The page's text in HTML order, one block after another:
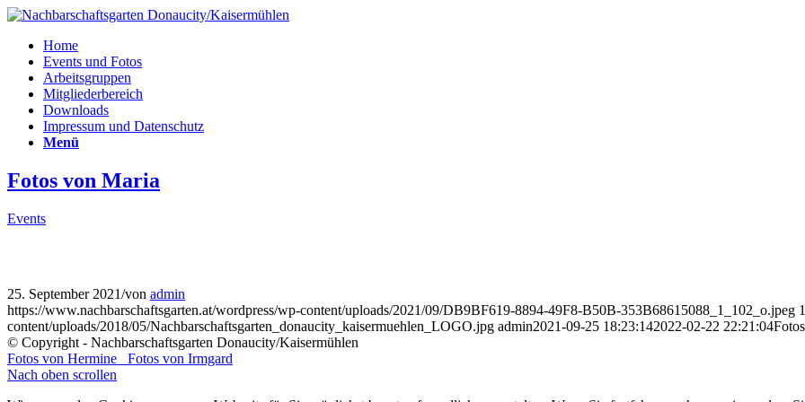
Home
Events und Fotos
Arbeitsgruppen
Mitgliederbereich
Downloads
Impressum und Datenschutz
Menü
Fotos von Maria
Events
25. September 2021/von admin
https://www.nachbarschaftsgarten.at/wordpress/wp-content/uploads/2021/09/DB9BF619-8894-49F8-B50B-353B68615088_1_102_o.jpeg
content/uploads/2018/05/Nachbarschaftsgarten_donaucity_kaisermuehlen_LOGO.jpg admin2021-09-25 18:23:142022-02-22 22:21:04
© Copyright - Nachbarschaftsgarten Donaucity/Kaisermühlen
Fotos von Hermine
Fotos von Irmgard
Nach oben scrollen